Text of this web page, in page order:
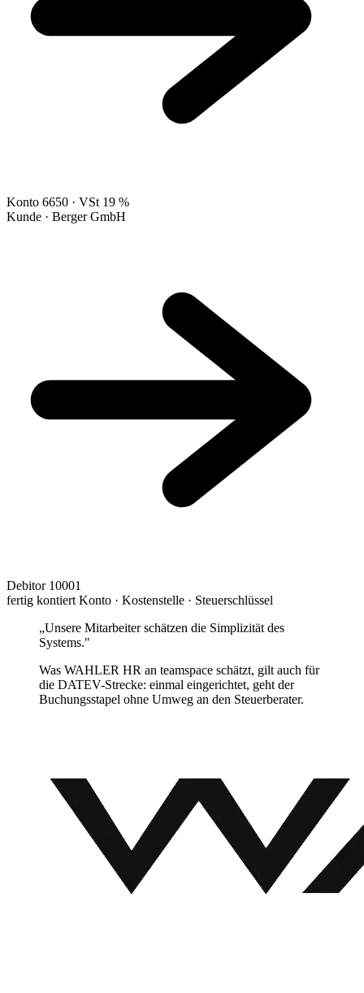
Konto 6650 · VSt 19 %
Kunde · Berger GmbH
Debitor 10001
fertig kontiert Konto · Kostenstelle · Steuerschlüssel
„Unsere Mitarbeiter schätzen die Simplizität des
Systems."
Was WAHLER HR an teamspace schätzt, gilt auch für
die DATEV-Strecke: einmal eingerichtet, geht der
Buchungsstapel ohne Umweg an den Steuerberater.